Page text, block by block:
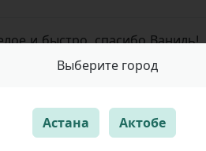
и быстро, спасибо Ваниль!
радует. Спасибо за сервис!
Выберите город
Астана Актобе